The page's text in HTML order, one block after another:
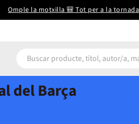
Omple la motxilla 🎒 Tot per a la tornada
del Barça